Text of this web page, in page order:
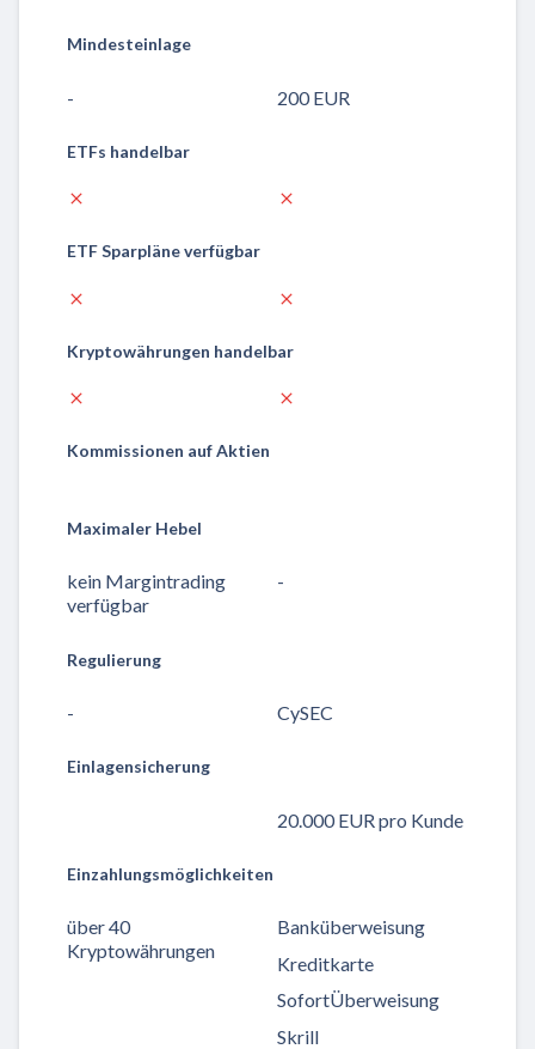
Mindesteinlage
- 200 EUR
ETFs handelbar
ETF Sparpläne verfügbar
Kryptowährungen handelbar
Kommissionen auf Aktien
Maximaler Hebel
kein Margintrading
verfügbar
-
Regulierung
- CySEC
Einlagensicherung
20.000 EUR pro Kunde
Einzahlungsmöglichkeiten
über 40
Kryptowährungen
Banküberweisung
Kreditkarte
SofortÜberweisung
Skrill